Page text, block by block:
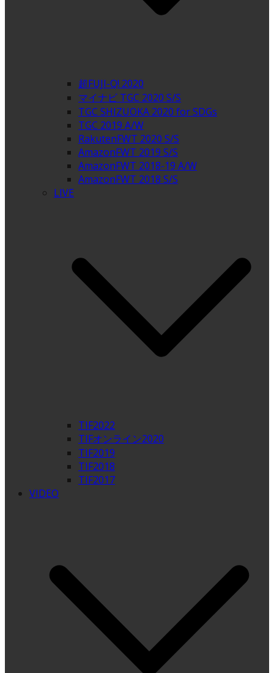
超FUJI-Q! 2020
マイナビ TGC 2020 S/S
TGC SHIZUOKA 2020 for SDGs
TGC 2019 A/W
RakutenFWT 2020 S/S
AmazonFWT 2019 S/S
AmazonFWT 2018-19 A/W
AmazonFWT 2018 S/S
LIVE
TIF2022
TIFオンライン2020
TIF2019
TIF2018
TIF2017
VIDEO